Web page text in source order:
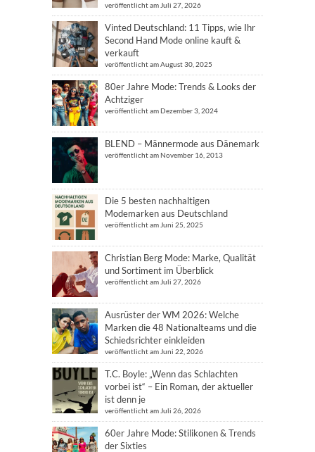
veröffentlicht am Juli 27, 2026
Vinted Deutschland: 11 Tipps, wie Ihr
Second Hand Mode online kauft &
verkauft
veröffentlicht am August 30, 2025
80er Jahre Mode: Trends & Looks der
Achtziger
veröffentlicht am Dezember 3, 2024
BLEND – Männermode aus Dänemark
veröffentlicht am November 16, 2013
Die 5 besten nachhaltigen
Modemarken aus Deutschland
veröffentlicht am Juni 25, 2025
Christian Berg Mode: Marke, Qualität
und Sortiment im Überblick
veröffentlicht am Juli 27, 2026
Ausrüster der WM 2026: Welche
Marken die 48 Nationalteams und die
Schiedsrichter einkleiden
veröffentlicht am Juni 22, 2026
T.C. Boyle: „Wenn das Schlachten
vorbei ist“ – Ein Roman, der aktueller
ist denn je
veröffentlicht am Juli 26, 2026
60er Jahre Mode: Stilikonen & Trends
der Sixties